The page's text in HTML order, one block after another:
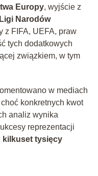
Europy, wyjście z
Ligi Narodów
z FIFA, UEFA, praw
tych dodatkowych
związkiem, w tym
w mediach
konkretnych kwot
analiz wynika
reprezentacji
kilkuset tysięcy